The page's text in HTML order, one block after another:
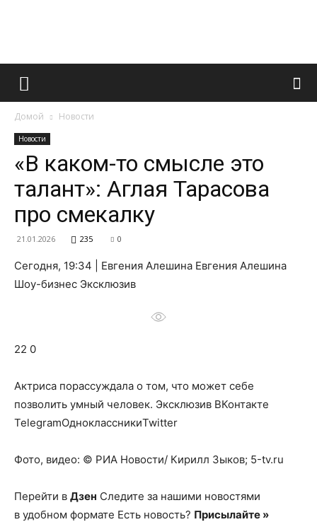
Французский
и
о
нем
Домой Новости
Новости
«В каком-то смысле это
талант»: Аглая Тарасова
про смекалку
21.01.2026 235 0
Сегодня, 19:34 | Евгения Алешина Евгения Алешина
Шоу-бизнес Эксклюзив
22 0
Актриса порассуждала о том, что может себе
позволить умный человек. Эксклюзив ВКонтакте
TelegramОдноклассникиTwitter
Фото, видео: © РИА Новости/ Кирилл Зыков; 5-tv.ru
Перейти в Дзен Следите за нашими новостями
в удобном формате Есть новость? Присылайте »